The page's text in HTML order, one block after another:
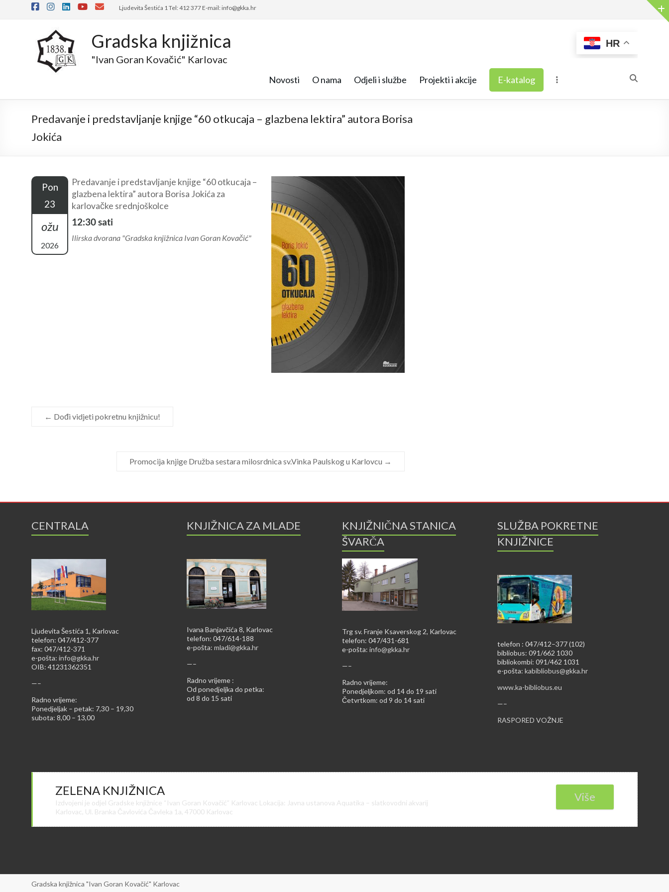
Ljudevita Šestića 1 Tel: 412 377 E-mail: info@gkka.hr
Gradska knjižnica
"Ivan Goran Kovačić" Karlovac
HR
Novosti O nama Odjeli i službe Projekti i akcije E-katalog
Predavanje i predstavljanje knjige “60 otkucaja – glazbena lektira” autora Borisa
Jokića
Pon
23
ožu
2026
Predavanje i predstavljanje knjige “60 otkucaja –
glazbena lektira” autora Borisa Jokića za
karlovačke srednjoškolce
12:30 sati
Ilirska dvorana "Gradska knjižnica Ivan Goran Kovačić"
← Dođi vidjeti pokretnu knjižnicu!
Promocija knjige Družba sestara milosrdnica sv.Vinka Paulskog u Karlovcu →
CENTRALA
Ljudevita Šestića 1, Karlovac
telefon: 047/412-377
fax: 047/412-371
e-pošta: info@gkka.hr
OIB: 41231362351
—–
Radno vrijeme:
Ponedjeljak – petak: 7,30 – 19,30
subota: 8,00 – 13,00
KNJIŽNICA ZA MLADE
Ivana Banjavčića 8, Karlovac
telefon: 047/614-188
e-pošta: mladi@gkka.hr
—–
Radno vrijeme :
Od ponedjeljka do petka:
od 8 do 15 sati
KNJIŽNIČNA STANICA
ŠVARČA
Trg sv. Franje Ksaverskog 2, Karlovac
telefon: 047/431-681
e-pošta: info@gkka.hr
—–
Radno vrijeme:
Ponedjeljkom: od 14 do 19 sati
Četvrtkom: od 9 do 14 sati
SLUŽBA POKRETNE
KNJIŽNICE
telefon : 047/412–377 (102)
bibliobus: 091/662 1030
bibliokombi: 091/462 1031
e-pošta: kabibliobus@gkka.hr
www.ka-bibliobus.eu
—–
RASPORED VOŽNJE
ZELENA KNJIŽNICA
Izdvojeni je odjel Gradske knjižnice “Ivan Goran Kovačić” Karlovac Lokacija: Javna ustanova Aquatika – slatkovodni akvarij
Karlovac, Ul. Branka Čavlovića Čavleka 1a, 47000 Karlovac
Više
Gradska knjižnica "Ivan Goran Kovačić" Karlovac